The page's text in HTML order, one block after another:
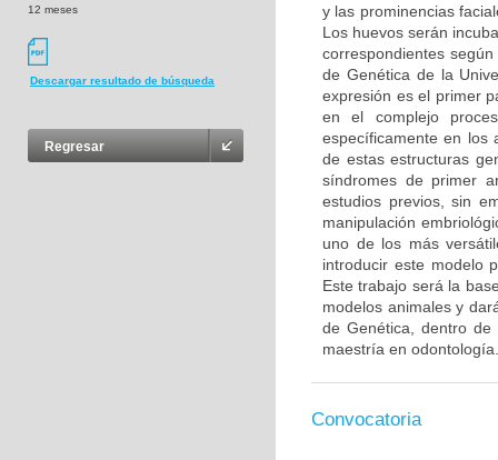
12 meses
Descargar resultado de búsqueda
Regresar
y las prominencias
Los huevos serán
correspondientes
de Genética de la
expresión es el primer
en el complejo
específicamente en los
de estas estructuras
síndromes de primer
estudios previos, sin
manipulación
uno de los más
introducir este modelo
Este trabajo será la
modelos animales y
de Genética, dentro
maestría en odontología.
Convocatoria